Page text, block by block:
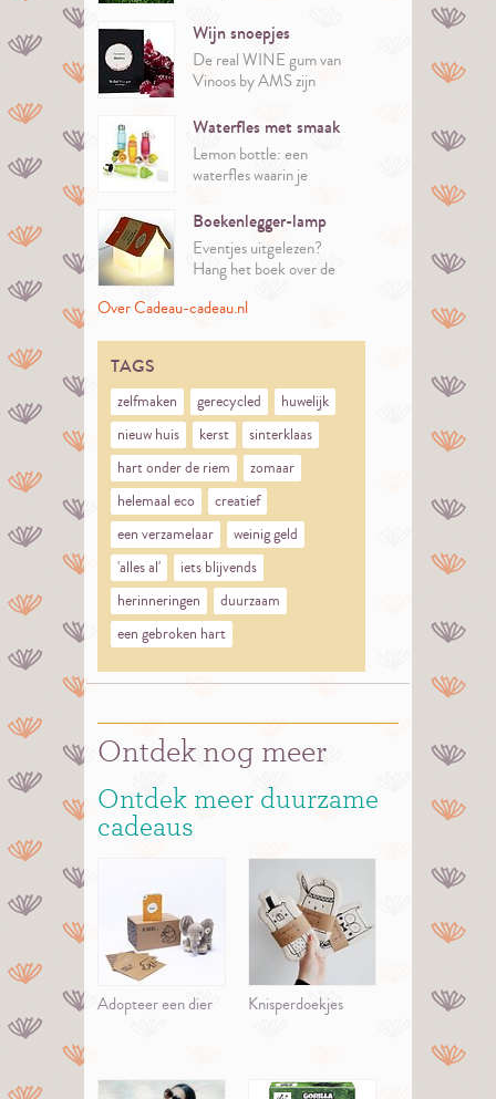
Wijn snoepjes
De real WINE gum van
Vinoos by AMS zijn
van Merlot en
Chardonnay.
Waterfles met smaak
Lemon bottle: een
waterfles waarin je
Boekenlegger-lamp
Eventjes uitgelezen?
Hang het boek over de
Over Cadeau-cadeau.nl
TAGS
zelfmaken gerecycled
huwelijk
nieuw huis
kerst
sinterklaas
hart onder de riem
zomaar
helemaal eco
creatief
een verzamelaar
weinig geld
'alles al'
iets blijvends
herinneringen
duurzaam
een gebroken hart
Ontdek nog meer
Ontdek meer duurzame
cadeaus
Adopteer een dier Knisperdoekjes